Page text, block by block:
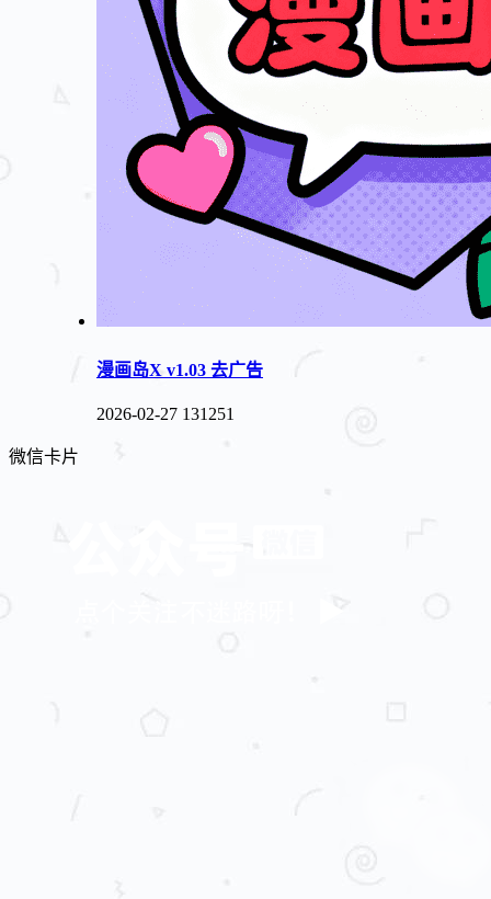
漫画岛X v1.03 去广告
2026-02-27 131251
微信卡片